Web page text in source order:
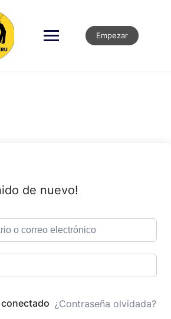
Empezar
de nuevo!
¿Contraseña olvidada?